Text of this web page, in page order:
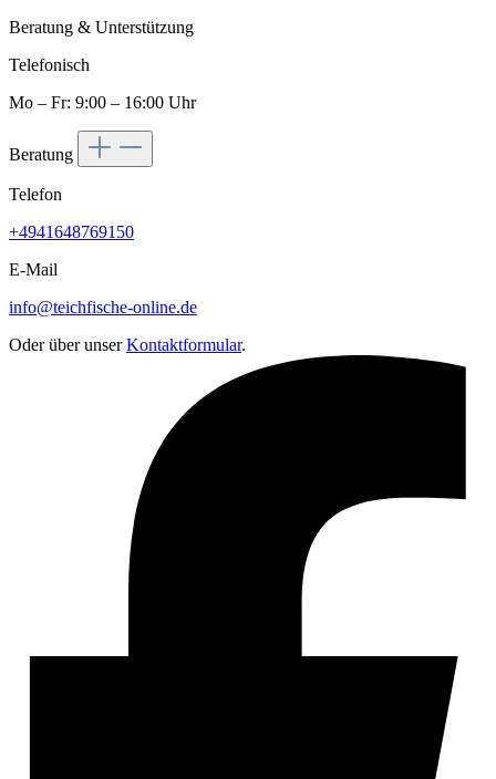
Beratung & Unterstützung
Telefonisch
Mo – Fr: 9:00 – 16:00 Uhr
Beratung
Telefon
+4941648769150
E-Mail
info@teichfische-online.de
Oder über unserKontaktformular.